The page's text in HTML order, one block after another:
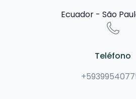
Ecuador - São
Teléfono